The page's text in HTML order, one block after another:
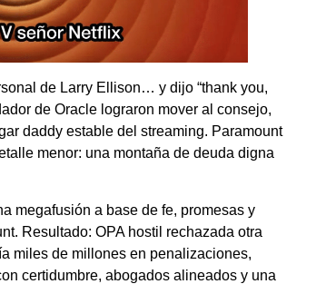
de Larry Ellison… y dijo “thank you,
de Oracle lograron mover al consejo,
daddy estable del streaming. Paramount
menor: una montaña de deuda digna
megafusión a base de fe, promesas y
Resultado: OPA hostil rechazada otra
miles de millones en penalizaciones,
certidumbre, abogados alineados y una